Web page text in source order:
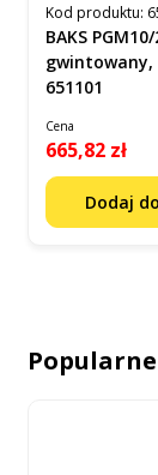
Kod produktu:
BAKS
gwintowany,
651101
Cena
665,82 zł
Dodaj